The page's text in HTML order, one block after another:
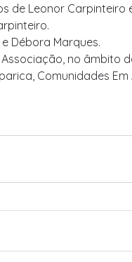
de Leonor Carpinteiro
Débora Marques.
no âmbito
Comunidades